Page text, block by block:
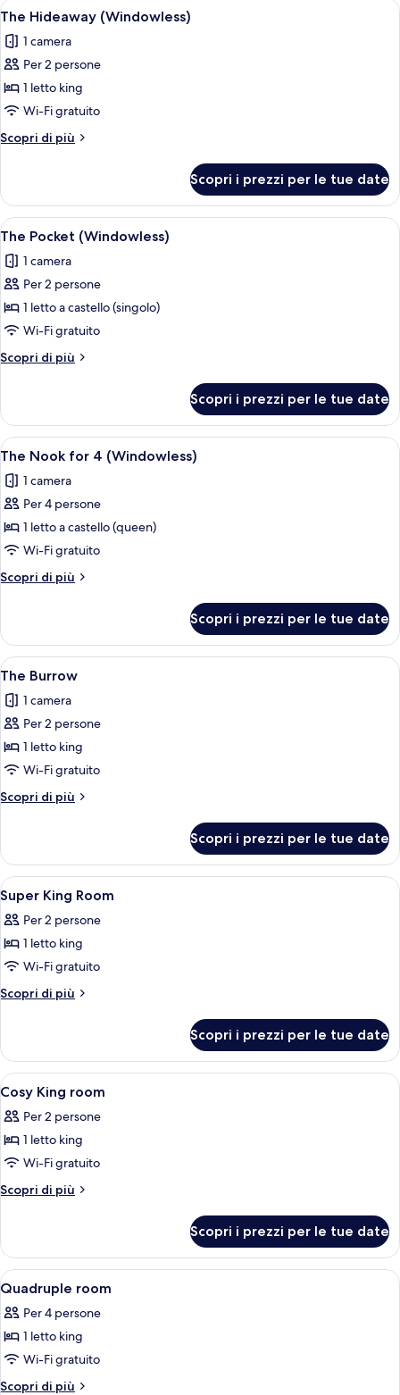
Apri
tutte
le
foto
per
The
Hideaway
(Windowless)
Letto rifatto con lenzuola bianche in
5
The Hideaway (Windowless)
1 camera
Per 2 persone
1 letto king
Wi-Fi gratuito
Scopri di più
Altri
Hideaway
(Windowless)
Scopri i prezzi per le tue date
Apri
tutte
le
foto
per
The
Pocket
(Windowless)
Camera d'albergo compatta con
7
The Pocket (Windowless)
1 camera
Per 2 persone
1 letto a castello (singolo)
Wi-Fi gratuito
Scopri di più
Altri
Pocket
(Windowless)
Scopri i prezzi per le tue date
Apri
tutte
le
foto
per
The
Nook
for
(Windowless)
Un letto a castello con una scrivania
4
The Nook for 4 (Windowless)
1 camera
Per 4 persone
1 letto a castello (queen)
Wi-Fi gratuito
Scopri di più
Altri
Nook
for
4
Scopri i prezzi per le tue date
Apri
tutte
le
foto
per
The
Burrow
Una camera d'albergo con un letto,
5
The Burrow
1 camera
Per 2 persone
1 letto king
Wi-Fi gratuito
Scopri di più
Altri
Burrow
Scopri i prezzi per le tue date
Apri
tutte
le
foto
per
Super
Camera d'albergo con un letto, un
2
Super King Room
Per 2 persone
1 letto king
Wi-Fi gratuito
Scopri di più
Altri
King
Room
Scopri i prezzi per le tue date
Apri
tutte
le
foto
per
Cosy
Una camera d'albergo compatta
2
Cosy King room
Per 2 persone
1 letto king
Wi-Fi gratuito
Scopri di più
Altri
King
room
Scopri i prezzi per le tue date
Apri
tutte
le
foto
per
Quadruple
Un letto a castello con una scrivania
3
Quadruple room
Per 4 persone
1 letto king
Wi-Fi gratuito
Scopri di più
Altri